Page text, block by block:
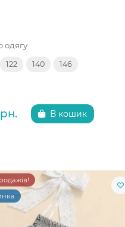
одягу
122 140 146
В кошик